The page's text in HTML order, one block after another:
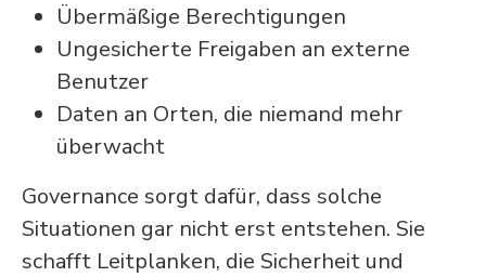
Übermäßige Berechtigungen
Ungesicherte Freigaben an externe
Benutzer
Daten an Orten, die niemand mehr
überwacht
Governance sorgt dafür, dass solche
Situationen gar nicht erst entstehen. Sie
schafft Leitplanken, die Sicherheit und